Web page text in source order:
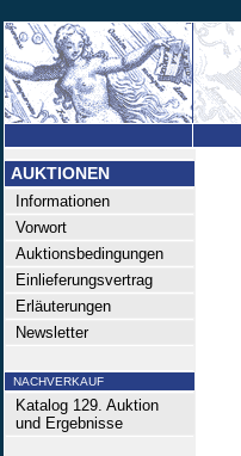
AUKTIONEN
Informationen
Vorwort
Auktionsbedingungen
Einlieferungsvertrag
Erläuterungen
Newsletter
NACHVERKAUF
Katalog 129. Auktion
und Ergebnisse